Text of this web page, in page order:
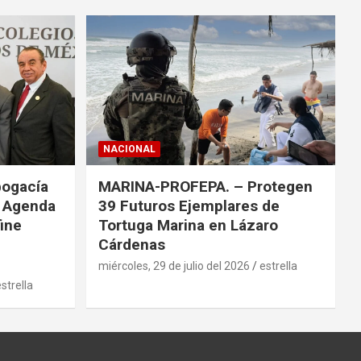
NACIONAL
MARINA-PROFEPA. – Protegen
39 Futuros Ejemplares de
Tortuga Marina en Lázaro
Cárdenas
miércoles, 29 de julio del 2026 estrella